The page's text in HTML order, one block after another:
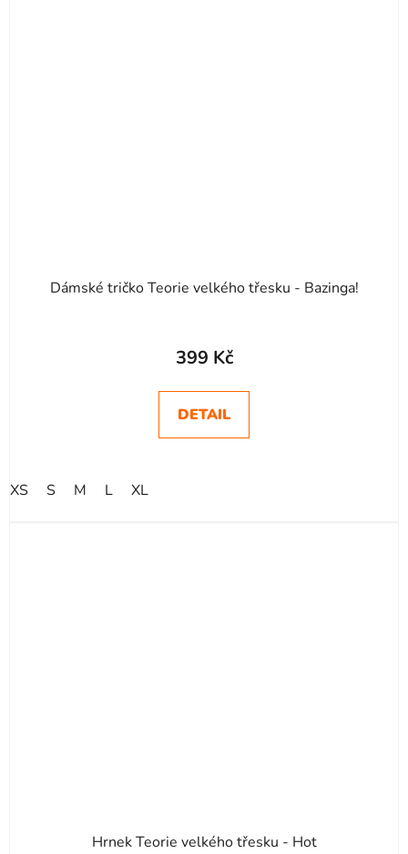
Dámské tričko Teorie velkého třesku - Bazinga!
399 Kč
DETAIL
XS S M L XL
Hrnek Teorie velkého třesku - Hot